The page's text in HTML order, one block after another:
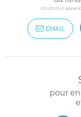
(Coût d'un appel
EMAIL
pour